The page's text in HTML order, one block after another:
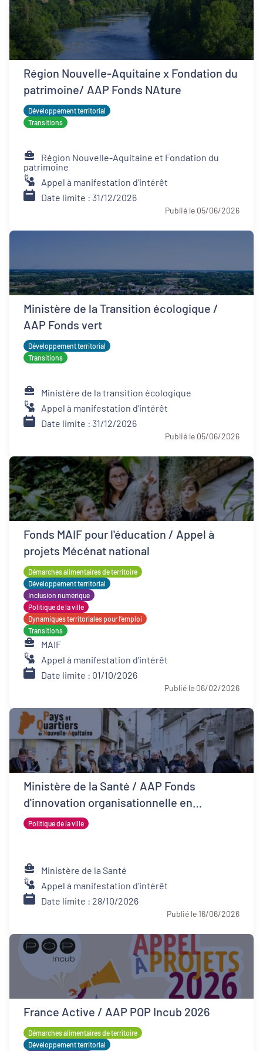
Région Nouvelle-Aquitaine x Fondation du
patrimoine/ AAP Fonds NAture
Développement territorial
Transitions
Région Nouvelle-Aquitaine et Fondation du
patrimoine
Appel à manifestation d'intérêt
Date limite : 31/12/2026
Publié le 05/06/2026
Ministère de la Transition écologique /
AAP Fonds vert
Développement territorial
Transitions
Ministère de la transition écologique
Appel à manifestation d'intérêt
Date limite : 31/12/2026
Publié le 05/06/2026
Fonds MAIF pour l'éducation / Appel à
projets Mécénat national
Démarches alimentaires de territoire
Développement territorial
Inclusion numérique
Politique de la ville
Dynamiques territoriales pour l’emploi
Transitions
MAIF
Appel à manifestation d'intérêt
Date limite : 01/10/2026
Publié le 06/02/2026
Ministère de la Santé / AAP Fonds
d'innovation organisationnelle en
psychiatrie (FIOP)
Politique de la ville
Ministère de la Santé
Appel à manifestation d'intérêt
Date limite : 28/10/2026
Publié le 16/06/2026
France Active / AAP POP Incub 2026
Démarches alimentaires de territoire
Développement territorial